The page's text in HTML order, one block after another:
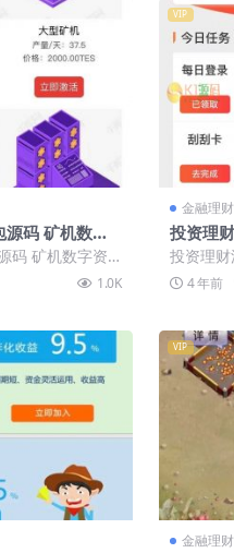
码 矿机数字
码 矿机数字资
1.0K
VIP
金融理财
投资理
语接龙-
投资理
接龙-画
4 年前
VIP
金融理财